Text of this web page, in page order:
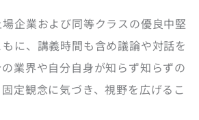
企業および同等クラスの優良中堅
に、講義時間も含め議論や対話を
業界や自分自身が知らず知らずの
定観念に気づき、視野を広げるこ